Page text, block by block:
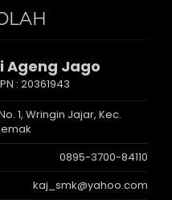
Ageng Jago
: 20361943
1, Wringin Jajar, Kec.
0895-3700-84110
kaj_smk@yahoo.com